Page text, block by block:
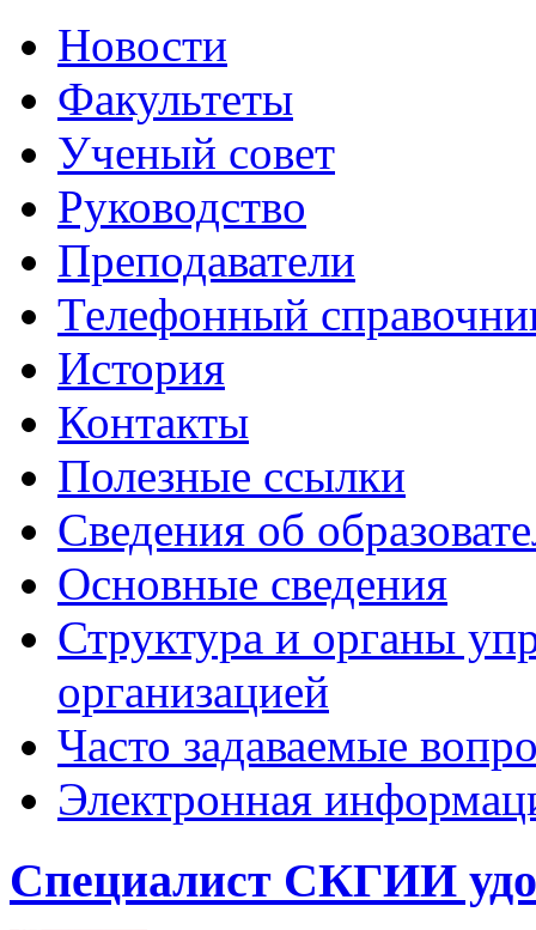
Новости
Факультеты
Ученый совет
Руководство
Преподаватели
Телефонный
История
Контакты
Полезные ссылки
Сведения об
Основные сведения
Структура и органы
организацией
Часто задаваемые
Электронная
Специалист СКГИИ